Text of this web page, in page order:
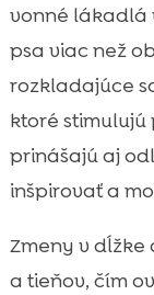
vonné lákadlá
psa viac než
rozkladajúce
ktoré stimulujú
prinášajú aj
inšpirovať a
Zmeny v dĺžke
a tieňov, čím